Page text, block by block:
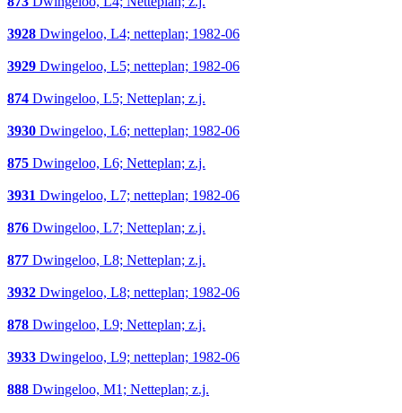
3928 Dwingeloo, L4; netteplan; 1982-06
3929 Dwingeloo, L5; netteplan; 1982-06
874 Dwingeloo, L5; Netteplan; z.j.
3930 Dwingeloo, L6; netteplan; 1982-06
875 Dwingeloo, L6; Netteplan; z.j.
3931 Dwingeloo, L7; netteplan; 1982-06
876 Dwingeloo, L7; Netteplan; z.j.
877 Dwingeloo, L8; Netteplan; z.j.
3932 Dwingeloo, L8; netteplan; 1982-06
878 Dwingeloo, L9; Netteplan; z.j.
3933 Dwingeloo, L9; netteplan; 1982-06
888 Dwingeloo, M1; Netteplan; z.j.